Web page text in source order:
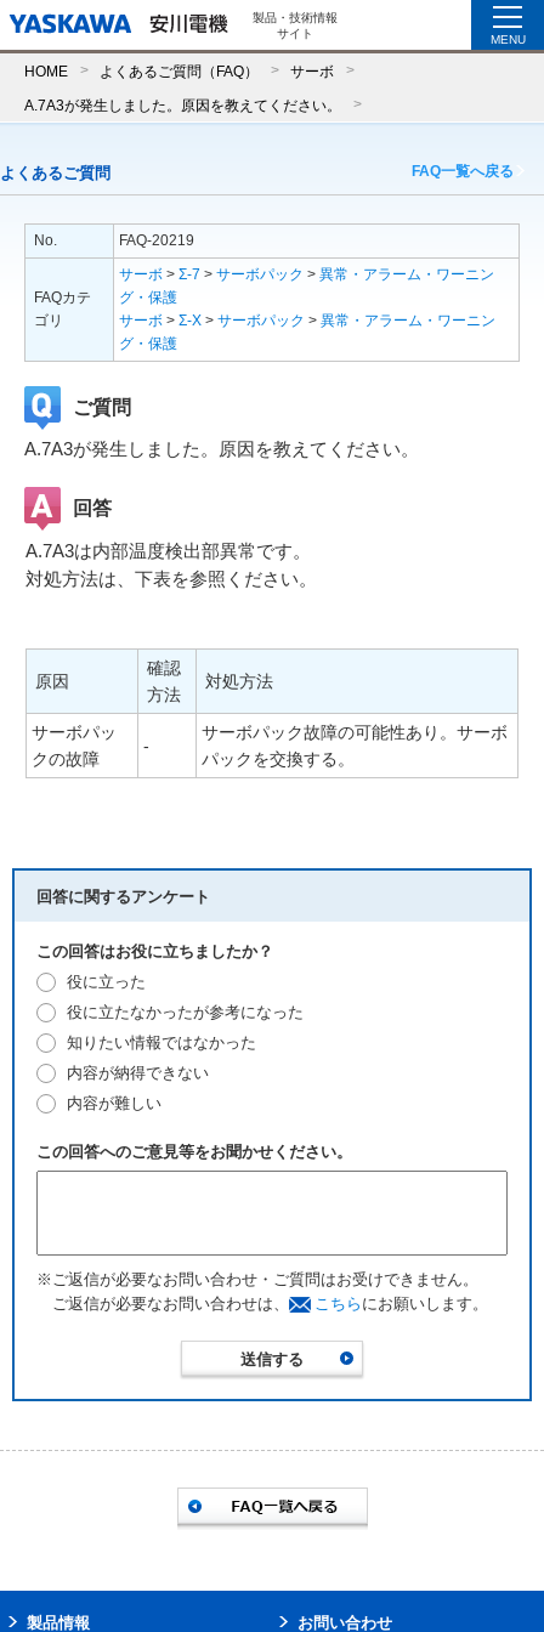
製品・技術情報
サイト
MENU
HOME よくあるご質問（FAQ） サーボ
A.7A3が発生しました。原因を教えてください。
よくあるご質問 FAQ一覧へ戻る
No. FAQ-20219
FAQカテ
ゴリ
サーボ > Σ-7 > サーボパック > 異常・アラーム・ワーニン
グ・保護
サーボ > Σ-X > サーボパック > 異常・アラーム・ワーニン
グ・保護
ご質問
A.7A3が発生しました。原因を教えてください。
回答
A.7A3は内部温度検出部異常です。
対処方法は、下表を参照ください。
原因
確認
方法
対処方法
サーボパッ
クの故障
-
サーボパック故障の可能性あり。サーボ
パックを交換する。
回答に関するアンケート
この回答はお役に立ちましたか？
役に立った
役に立たなかったが参考になった
知りたい情報ではなかった
内容が納得できない
内容が難しい
この回答へのご意見等をお聞かせください。
※ご返信が必要なお問い合わせ・ご質問はお受けできません。
ご返信が必要なお問い合わせは、
こちら にお願いします。
製品情報 お問い合わせ